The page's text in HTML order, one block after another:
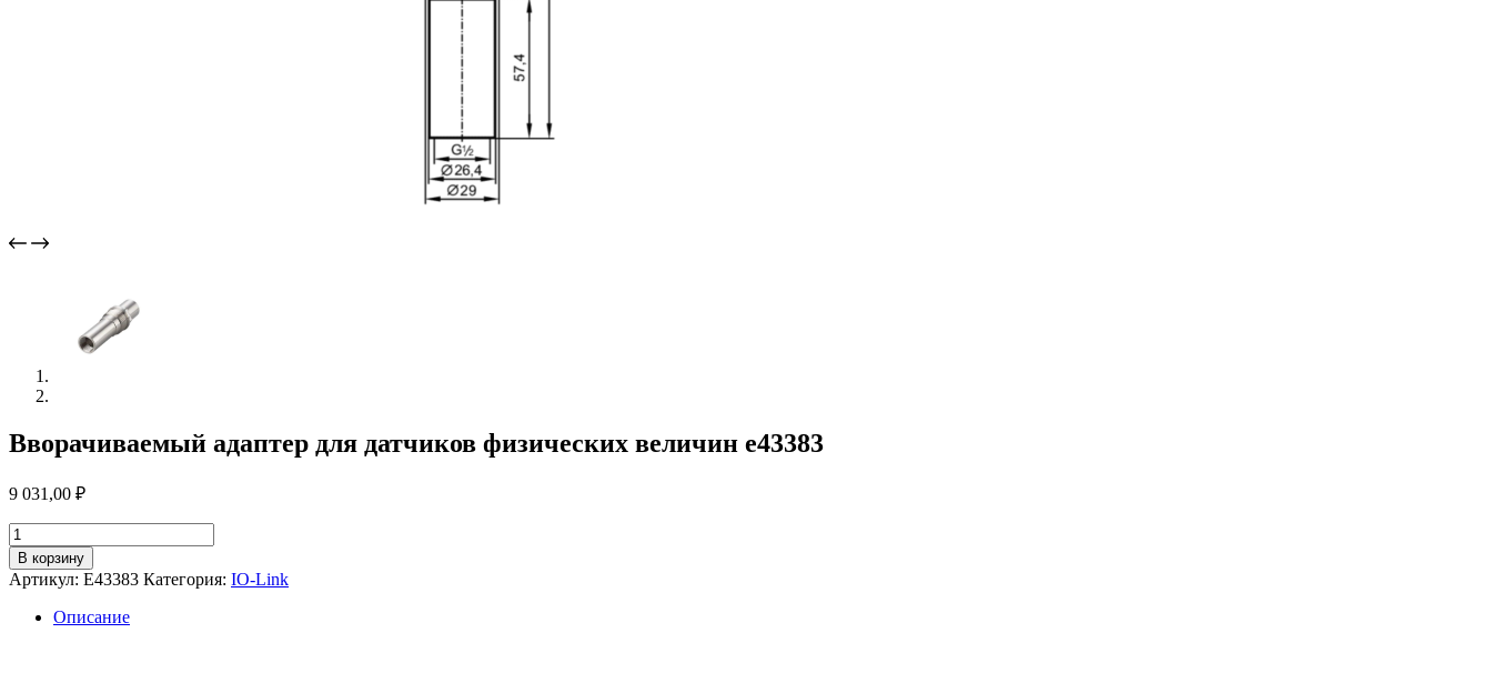
Вворачиваемый адаптер для датчиков физических величин e43383
9 031,00 ₽
Количество
товара
Вворачиваемый
адаптер
датчиков
В корзину
Артикул: E43383 Категория: IO-Link
Описание